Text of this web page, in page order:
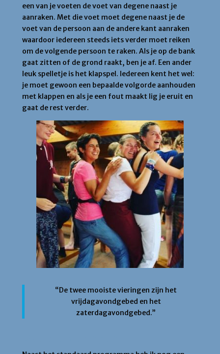
een van je voeten de voet van degene naast je
aanraken. Met die voet moet degene naast je de
voet van de persoon aan de andere kant aanraken
waardoor iedereen steeds iets verder moet reiken
om de volgende persoon te raken. Als je op de bank
gaat zitten of de grond raakt, ben je af. Een ander
leuk spelletje is het klapspel. Iedereen kent het wel:
je moet gewoon een bepaalde volgorde aanhouden
met klappen en als je een fout maakt lig je eruit en
gaat de rest verder.
“De twee mooiste vieringen zijn het
vrijdagavondgebed en het
zaterdagavondgebed.”